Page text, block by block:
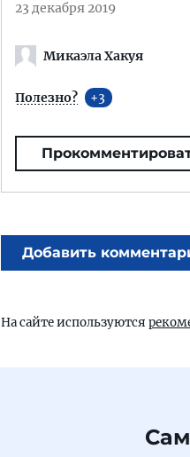
23 декабря 2019
Микаэла Хакуя
Полезно? 3
Добавить
На сайте используются